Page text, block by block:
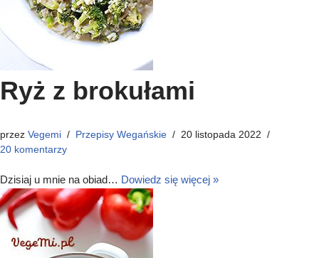
Ryż z brokułami
przez Vegemi Przepisy Wegańskie
20 listopada 2022
20 komentarzy
Dzisiaj u mnie na obiad… Dowiedz się więcej »